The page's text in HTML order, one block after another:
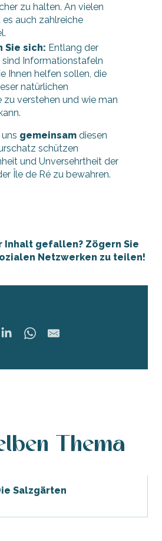
zu halten. An vielen
auch zahlreiche
Sie sich: Entlang der
Informationstafeln
Ihnen helfen sollen, die
natürlichen
zu verstehen und wie man
gemeinsam diesen
schützen
und Unversehrtheit der
Île de Ré zu bewahren.
Inhalt gefallen? Zögern Sie
Netzwerken zu teilen!
Thema
Salzgärten